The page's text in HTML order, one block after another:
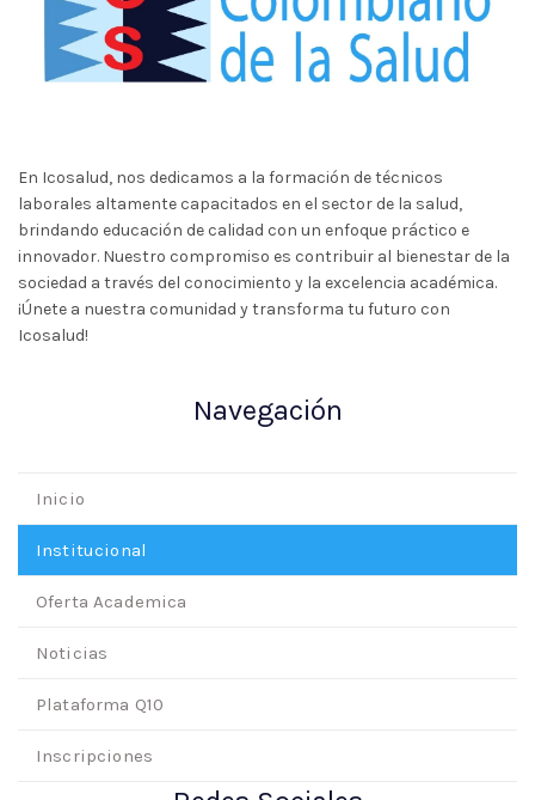
En Icosalud, nos dedicamos a la formación de técnicos
laborales altamente capacitados en el sector de la salud,
brindando educación de calidad con un enfoque práctico e
innovador. Nuestro compromiso es contribuir al bienestar de la
sociedad a través del conocimiento y la excelencia académica.
¡Únete a nuestra comunidad y transforma tu futuro con
Icosalud!
Navegación
Inicio
Institucional
Oferta Academica
Noticias
Plataforma Q10
Inscripciones